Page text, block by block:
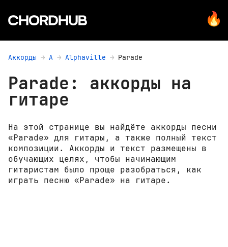
Аккорды A Alphaville Parade
Parade: аккорды на
гитаре
На этой странице вы найдёте аккорды песни
«Parade» для гитары, а также полный текст
композиции. Аккорды и текст размещены в
обучающих целях, чтобы начинающим
гитаристам было проще разобраться, как
играть песню «Parade» на гитаре.